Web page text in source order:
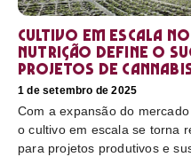
Cultivo em escala
nutrição define o
projetos de
1 de setembro de 2025
Com a expansão do
o cultivo em escala se torna
para projetos produtivos e